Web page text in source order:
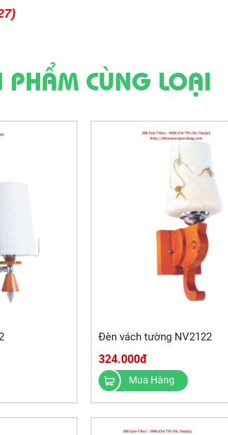
PHẨM CÙNG LOẠI
Đèn vách tường NV2122
324.000đ
Mua Hàng